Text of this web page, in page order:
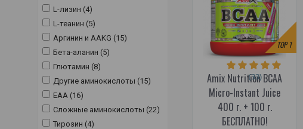
L-лизин (4)
L-теанин (5)
Аргинин и AAKG (15)
Бета-аланин (5)
Глютамин (8)
Другие аминокислоты (15)
ЕАА (16)
Сложные аминокислоты (22)
Тирозин (4)
TOP1
Amix Nutrition BCAA
Micro-Instant Juice
400 г. + 100 г.
БЕСПЛАТНО!
(33)